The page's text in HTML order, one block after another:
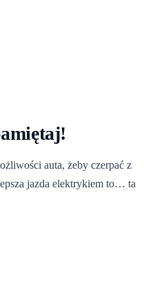
auta, żeby czerpać z
jazda elektrykiem to… ta